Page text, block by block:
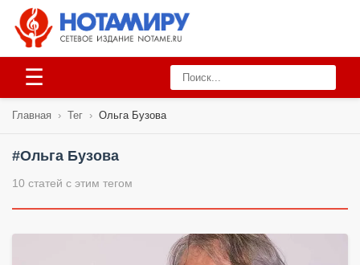
☰
Главная › Тег › Ольга Бузова
#Ольга Бузова
10 статей с этим тегом